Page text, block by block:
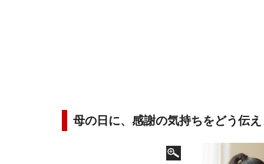
母の日に、感謝の気持ちをどう伝